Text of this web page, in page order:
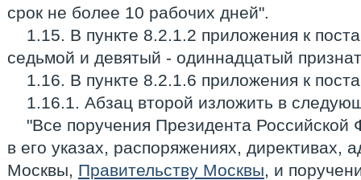
срок не более 10 рабочих дней".
1.15. В пункте 8.2.1.2 приложения к
седьмой и девятый - одиннадцатый
1.16. В пункте 8.2.1.6 приложения к
1.16.1. Абзац второй изложить в
"Все поручения Президента
в его указах, распоряжениях, директивах,
Москвы, Правительству Москвы, и